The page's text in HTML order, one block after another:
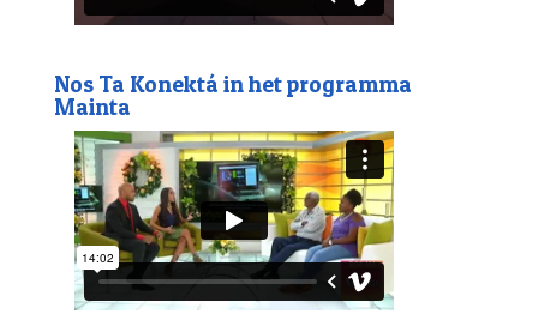
Nos Ta Konektá in het programma
Mainta